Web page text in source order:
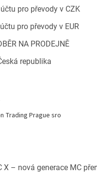
pro převody v CZK
pro převody v EUR
NA PRODEJNĚ
republika
Trading Prague sro
X – nová generace MC